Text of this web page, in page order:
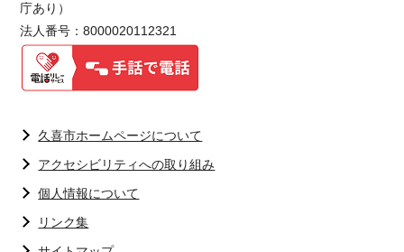
庁あり）
法人番号：8000020112321
久喜市ホームページについて
アクセシビリティへの取り組み
個人情報について
リンク集